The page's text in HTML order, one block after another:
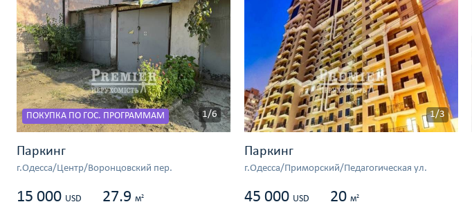
1/6
ПОКУПКА ПО ГОС. ПРОГРАММАМ
Паркинг
г.Одесса/Центр/Воронцовский пер.
15 000 USD 27.9 м2
1/3
Паркинг
г.Одесса/Приморский/Педагогическая ул.
45 000 USD 20 м2